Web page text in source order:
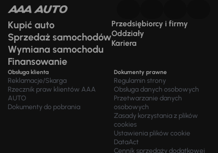
Kupić auto
Sprzedaż samochodów
Wymiana samochodu
Finansowanie
Przedsiębiorcy i firmy
Oddziały
Kariera
Obsługa klienta
Reklamacje/Skarga
Rzecznik praw klientów AAA
AUTO
Dokumenty do pobrania
Dokumenty prawne
Regulamin strony
Obsługa danych osobowych
Przetwarzanie danych
osobowych
Zasady korzystania z plików
cookies
Ustawienia plików cookie
DataAct
Cennik sprzedaży dodatkowej